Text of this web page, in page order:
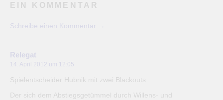
EIN KOMMENTAR
Schreibe einen Kommentar →
Relegat
14. April 2012 um 12:05
Spielentscheider Hubnik mit zwei Blackouts
Der sich dem Abstiegsgetümmel durch Willens- und